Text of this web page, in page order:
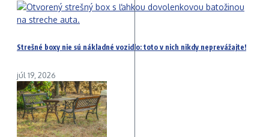
Strešné boxy nie sú nákladné vozidlo: toto v nich nikdy neprevážajte!
júl 19, 2026